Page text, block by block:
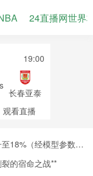
24直播网世界
19:00
长春亚泰
观看直播
18%（经模型参数修
的宿命之战**